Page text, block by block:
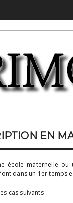
EN
école maternelle ou
dans un 1er temps
cas suivants :